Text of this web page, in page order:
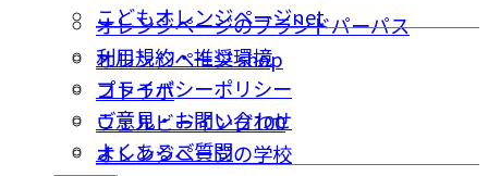
こどもオレンジページnet
オレンジページ shop
コトラボ
ウェルビーイング100
オレンジページの学校
オレンジページのブランドパーパス
利用規約・推奨環境
プライバシーポリシー
ご意⾒・お問い合わせ
よくあるご質問